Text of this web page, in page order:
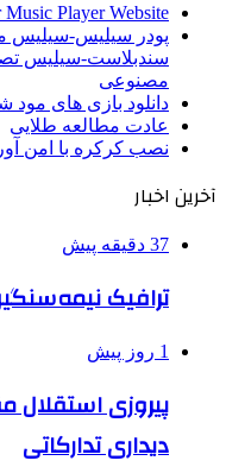
Player Website
پودر سیلیس-سیلیس
سندبلاست-سیلیس
مصنوعی
دانلود بازی های مود
عادت مطالعه طلایی
نصب کرکره با امن
آخرین اخبار
37 دقیقه پیش
ترافیک
1 روز پیش
پیروزی استقلال
دیداری تدارکاتی